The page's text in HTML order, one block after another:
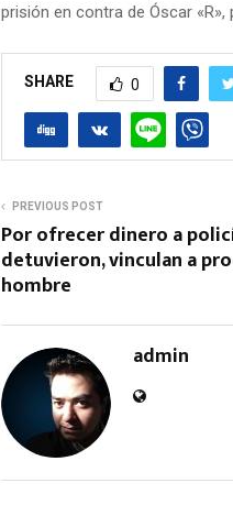
prisión en contra de Óscar
SHARE 0
PREVIOUS POST
Por ofrecer dinero a
detuvieron, vinculan a
hombre
admin